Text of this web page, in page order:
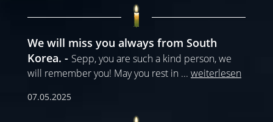
We will miss you always from South
Korea.
Sepp, you are such a kind person, we
will remember you! May you rest in ... weiterlesen
07.05.2025